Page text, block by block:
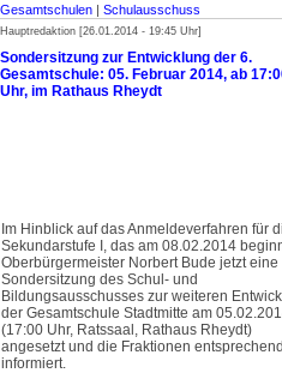
Gesamtschulen | Schulausschuss
Hauptredaktion [26.01.2014 - 19:45 Uhr]
Sondersitzung zur Entwicklung der 6.
Gesamtschule: 05. Februar 2014, ab
Uhr, im Rathaus Rheydt
Im Hinblick auf das Anmeldeverfahren für
Sekundarstufe I, das am 08.02.2014
Oberbürgermeister Norbert Bude jetzt eine
Sondersitzung des Schul- und
Bildungsausschusses zur weiteren
der Gesamtschule Stadtmitte am
(17:00 Uhr, Ratssaal, Rathaus Rheydt)
angesetzt und die Fraktionen entsprechend
informiert.